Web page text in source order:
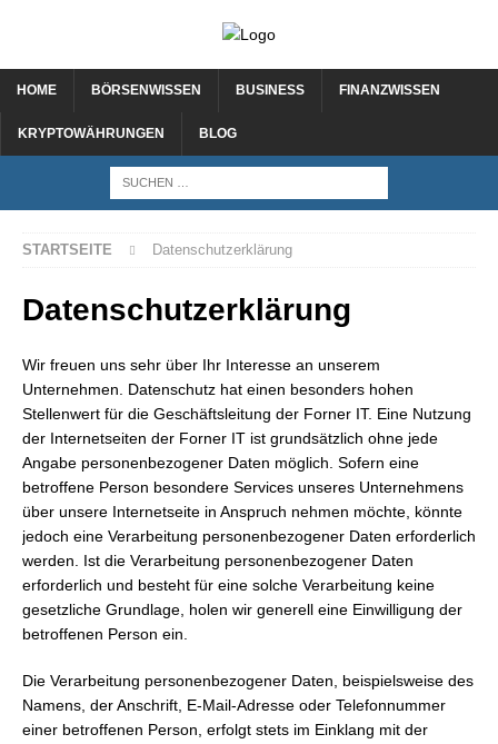
HOME BÖRSENWISSEN BUSINESS FINANZWISSEN
KRYPTOWÄHRUNGEN BLOG
STARTSEITE Datenschutzerklärung
Datenschutzerklärung
Wir freuen uns sehr über Ihr Interesse an unserem
Unternehmen. Datenschutz hat einen besonders hohen
Stellenwert für die Geschäftsleitung der Forner IT. Eine Nutzung
der Internetseiten der Forner IT ist grundsätzlich ohne jede
Angabe personenbezogener Daten möglich. Sofern eine
betroffene Person besondere Services unseres Unternehmens
über unsere Internetseite in Anspruch nehmen möchte, könnte
jedoch eine Verarbeitung personenbezogener Daten erforderlich
werden. Ist die Verarbeitung personenbezogener Daten
erforderlich und besteht für eine solche Verarbeitung keine
gesetzliche Grundlage, holen wir generell eine Einwilligung der
betroffenen Person ein.
Die Verarbeitung personenbezogener Daten, beispielsweise des
Namens, der Anschrift, E-Mail-Adresse oder Telefonnummer
einer betroffenen Person, erfolgt stets im Einklang mit der